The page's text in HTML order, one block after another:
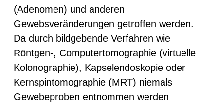
(Adenomen) und anderen
Gewebsveränderungen getroffen werden.
Da durch bildgebende Verfahren wie
Röntgen-, Computertomographie (virtuelle
Kolonographie), Kapselendoskopie oder
Kernspintomographie (MRT) niemals
Gewebeproben entnommen werden